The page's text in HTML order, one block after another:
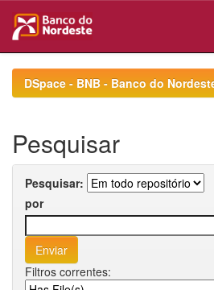
navigationDSpace - BNB - Banco do
Pesquisar
Pesquisar:
por
Filtros correntes: